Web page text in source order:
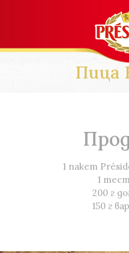
Пица
1 пакет
1
200 г
150 г